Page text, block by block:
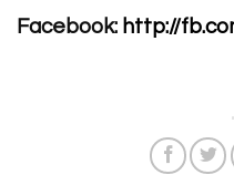
Facebook: http://